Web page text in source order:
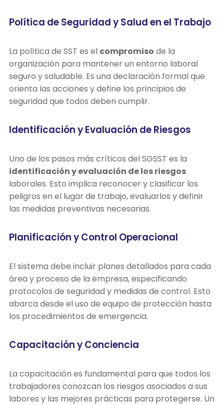
Política de Seguridad y Salud en el Trabajo
La política de SST es el compromiso de la
organización para mantener un entorno laboral
seguro y saludable. Es una declaración formal que
orienta las acciones y define los principios de
seguridad que todos deben cumplir.
Identificación y Evaluación de Riesgos
Uno de los pasos más críticos del SGSST es la
identificación y evaluación de los riesgos
laborales. Esto implica reconocer y clasificar los
peligros en el lugar de trabajo, evaluarlos y definir
las medidas preventivas necesarias.
Planificación y Control Operacional
El sistema debe incluir planes detallados para cada
área y proceso de la empresa, especificando
protocolos de seguridad y medidas de control. Esto
abarca desde el uso de equipo de protección hasta
los procedimientos de emergencia.
Capacitación y Conciencia
La capacitación es fundamental para que todos los
trabajadores conozcan los riesgos asociados a sus
labores y las mejores prácticas para protegerse. Un